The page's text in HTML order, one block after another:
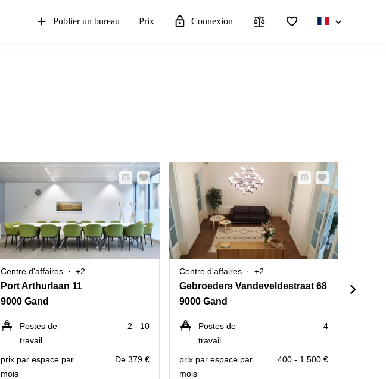
Publier un bureau Prix Connexion
Centre d'affaires +2
Port Arthurlaan 11
9000 Gand
Postes de
travail
2 - 10
prix par espace par
mois
De 379 €
Centre d'affaires +2
Gebroeders Vandeveldestraat 68
9000 Gand
Postes de
travail
4
prix par espace par
mois
400 - 1.500 €